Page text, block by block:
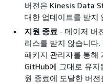
버전은 Kinesis Data
대한 업데이트를 받지
지원 종료 - 메이저 버
리스를 받지 않습니다
패키지 관리자를 통해
GitHub에 그대로 유지
원 종료에 도달한 버